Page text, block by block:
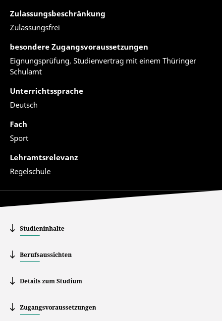
Zulassungsbeschränkung
Zulassungsfrei
besondere Zugangsvoraussetzungen
Eignungsprüfung, Studienvertrag mit einem Thüringer
Schulamt
Unterrichtssprache
Deutsch
Fach
Sport
Lehramtsrelevanz
Regelschule
Studieninhalte
Berufsaussichten
Details zum Studium
Zugangsvoraussetzungen